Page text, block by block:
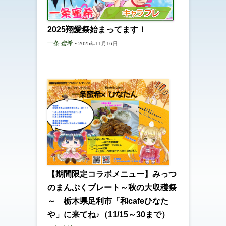
2025翔愛祭始まってます！
一条 蜜希 - 2025年11月16日
【期間限定コラボメニュー】みっつ
のまんぷくプレート～秋の大収穫祭
～ 栃木県足利市「和cafeひなた
や」に来てね♪（11/15～30まで）